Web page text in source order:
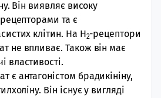
Він виявляє високу
та є
клітин. На Н2-рецептори
не впливає. Також він має
властивості.
є антагоністом брадикініну,
Він існує у вигляді